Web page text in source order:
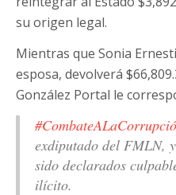
su origen legal.
Mientras que Sonia
esposa, devolverá
González Portal le
exdiputado del FMLN,
sido declarados
ilícito.